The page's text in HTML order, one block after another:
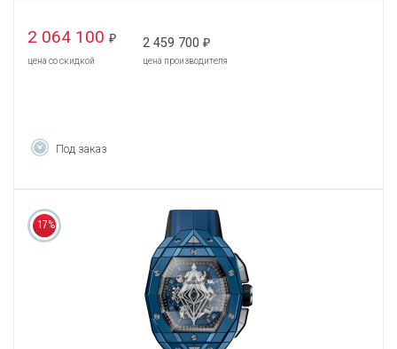
2 064 100 ₽
цена со скидкой
2 459 700 ₽
цена производителя
Под заказ
17%